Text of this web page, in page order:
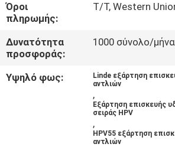
ΕΙΔΉΣΕΙΣ
ΠΕΡΙΠΤΏΣΕΙΣ
Όροι
πληρωμής:
T/T, Western
Δυνατότητα
προσφοράς:
1000 σύνολο/
Υψηλό φως:
Linde εξάρτηση
αντλιών
,
Εξάρτηση επισκευής
σειράς HPV
,
HPV55 εξάρτηση
αντλιών